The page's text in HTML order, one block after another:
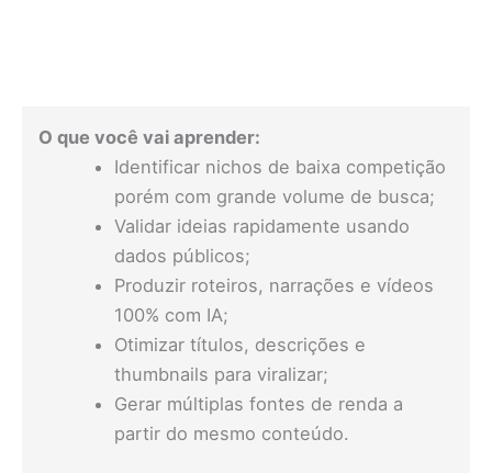
O que você vai aprender:
Identificar nichos de baixa competição
porém com grande volume de busca;
Validar ideias rapidamente usando
dados públicos;
Produzir roteiros, narrações e vídeos
100% com IA;
Otimizar títulos, descrições e
thumbnails para viralizar;
Gerar múltiplas fontes de renda a
partir do mesmo conteúdo.